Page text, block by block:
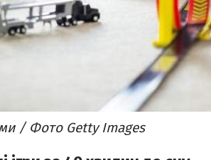
/ Фото Getty Images​